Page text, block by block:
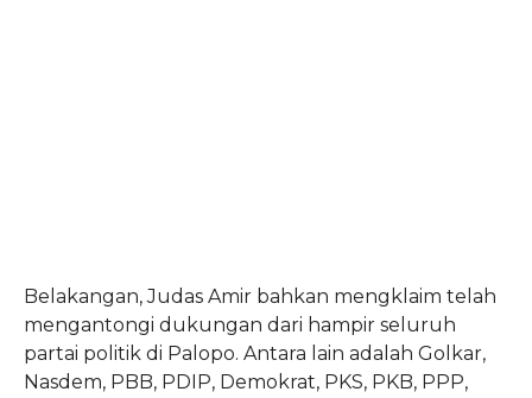
Belakangan, Judas Amir bahkan mengklaim telah
mengantongi dukungan dari hampir seluruh
partai politik di Palopo. Antara lain adalah Golkar,
Nasdem, PBB, PDIP, Demokrat, PKS, PKB, PPP,